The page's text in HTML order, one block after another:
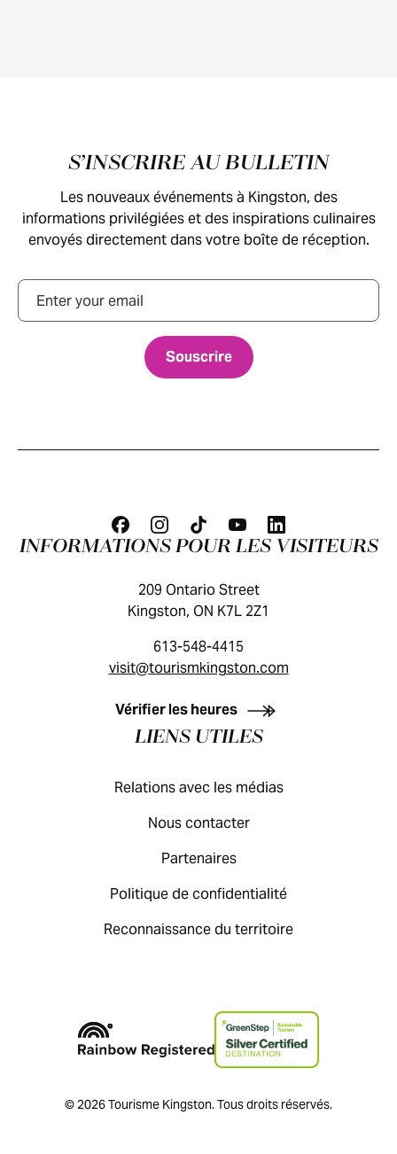
Pied de pageS’INSCRIRE AU BULLETIN
Les nouveaux événements à Kingston, des
informations privilégiées et des inspirations culinaires
envoyés directement dans votre boîte de réception.
Courriel
GUIDE DES VISITEURS
INFORMATIONS POUR LES VISITEURS
209 Ontario Street
Kingston, ON K7L 2Z1
613-548-4415
visit@tourismkingston.com
Vérifier les heures
LIENS UTILES
Relations avec les médias
Nous contacter
Partenaires
Politique de confidentialité
Reconnaissance du territoire
© 2026 Tourisme Kingston. Tous droits réservés.